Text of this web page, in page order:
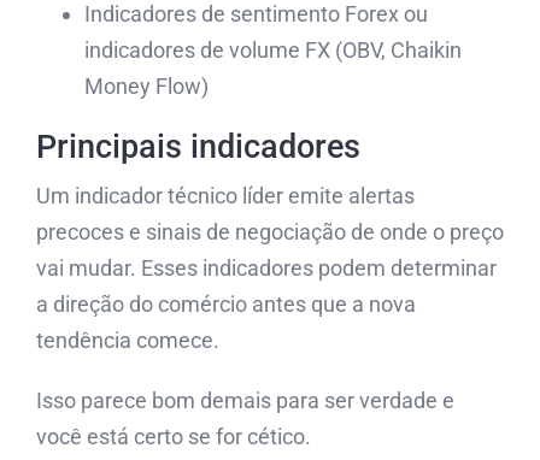
Indicadores de sentimento Forex ou
indicadores de volume FX (OBV, Chaikin
Money Flow)
Principais indicadores
Um indicador técnico líder emite alertas
precoces e sinais de negociação de onde o preço
vai mudar. Esses indicadores podem determinar
a direção do comércio antes que a nova
tendência comece.
Isso parece bom demais para ser verdade e
você está certo se for cético.